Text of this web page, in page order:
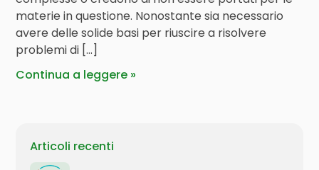
materie in questione. Nonostante sia necessario
avere delle solide basi per riuscire a risolvere
problemi di […]
Continua a leggere
Articoli recenti